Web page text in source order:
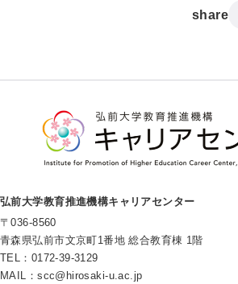
share
弘前大学教育推進機構キャリアセンター
〒036-8560
青森県弘前市文京町1番地 総合教育棟 1階
TEL：0172-39-3129
MAIL：scc@hirosaki-u.ac.jp